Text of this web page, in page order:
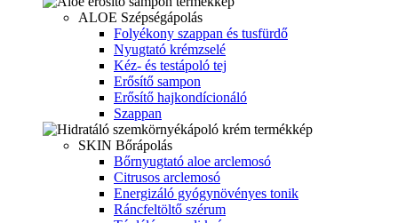
ALOE Szépségápolás
Folyékony szappan és tusfürdő
Nyugtató krémzselé
Kéz- és testápoló tej
Erősítő sampon
Erősítő hajkondícionáló
Szappan
SKIN Bőrápolás
Bőrnyugtató aloe arclemosó
Citrusos arclemosó
Energizáló gyógynövényes tonik
Ráncfeltöltő szérum